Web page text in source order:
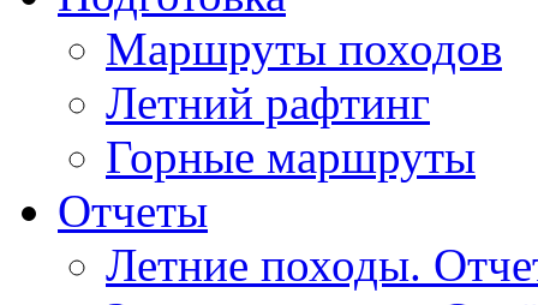
Маршруты походов
Летний рафтинг
Горные маршруты
Отчеты
Летние походы.